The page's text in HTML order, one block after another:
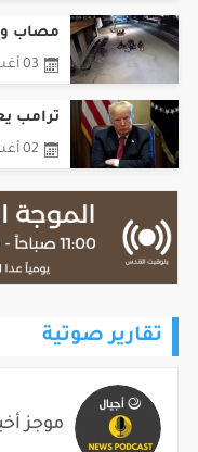
مصاب
03 أغسطس، 2026 - 01:08pm
ترامب
02 أغسطس، 2026 - 08:08am
تقارير صوتية
موجز أخبار